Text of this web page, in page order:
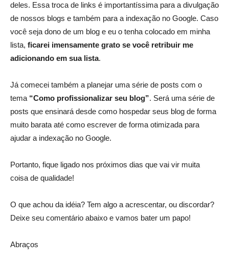
deles. Essa troca de links é importantíssima para a divulgação
de nossos blogs e também para a indexação no Google. Caso
você seja dono de um blog e eu o tenha colocado em minha
lista, ficarei imensamente grato se você retribuir me
adicionando em sua lista.
Já comecei também a planejar uma série de posts com o
tema “Como profissionalizar seu blog”. Será uma série de
posts que ensinará desde como hospedar seus blog de forma
muito barata até como escrever de forma otimizada para
ajudar a indexação no Google.
Portanto, fique ligado nos próximos dias que vai vir muita
coisa de qualidade!
O que achou da idéia? Tem algo a acrescentar, ou discordar?
Deixe seu comentário abaixo e vamos bater um papo!
Abraços